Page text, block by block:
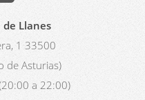
de Llanes
1 33500
de Asturias)
a 22:00)